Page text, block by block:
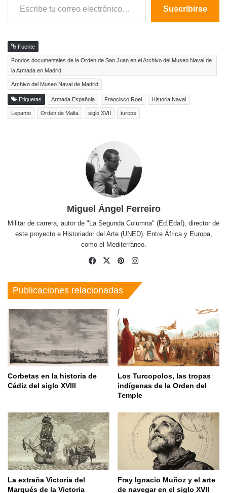
Suscribirse
Fuente
Fondos documentales de la Orden de San Juan en el Archivo del Museo Naval de
la Armada en Madrid
Archivo del Museo Naval de Madrid
Etiquetas Armada Española Francisco Roel Historia Naval
Lepanto Orden de Malta siglo XVII turcos
Miguel Ángel Ferreiro
Militar de carrera, autor de "La Segunda Columna" (Ed.Edaf), director de
este proyecto e Historiador del Arte (UNED). Entre África y Europa,
como el Mediterráneo.
Facebook
X Pinterest
Publicaciones relacionadas
Corbetas en la historia de
Cádiz del siglo XVIII
Los Turcopolos, las tropas
indígenas de la Orden del
Temple
La extraña Victoria del
Marqués de la Victoria
Fray Ignacio Muñoz y el arte
de navegar en el siglo XVII